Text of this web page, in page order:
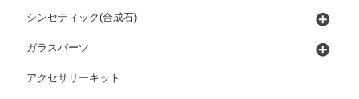
シンセティック(合成石)
ガラスパーツ
アクセサリーキット